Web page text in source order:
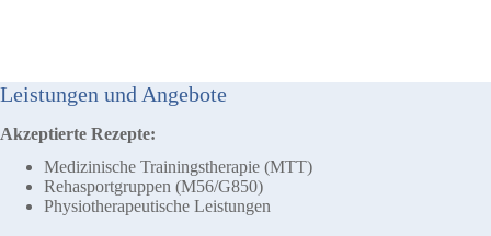
Leistungen und Angebote
Akzeptierte Rezepte:
Medizinische Trainingstherapie (MTT)
Rehasportgruppen (M56/G850)
Physiotherapeutische Leistungen